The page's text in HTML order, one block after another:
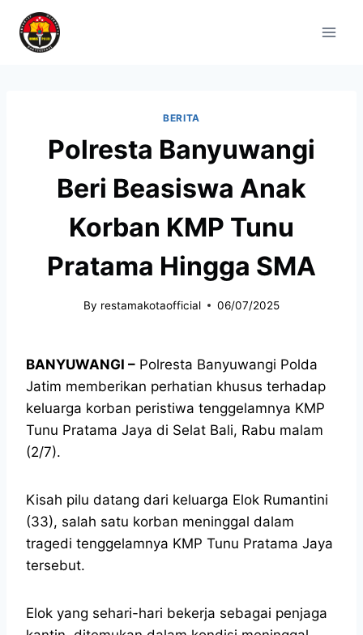
BERITA
Polresta Banyuwangi
Beri Beasiswa Anak
Korban KMP Tunu
Pratama Hingga SMA
By restamakotaofficial 06/07/2025
BANYUWANGI – Polresta Banyuwangi Polda
Jatim memberikan perhatian khusus terhadap
keluarga korban peristiwa tenggelamnya KMP
Tunu Pratama Jaya di Selat Bali, Rabu malam
(2/7).
Kisah pilu datang dari keluarga Elok Rumantini
(33), salah satu korban meninggal dalam
tragedi tenggelamnya KMP Tunu Pratama Jaya
tersebut.
Elok yang sehari-hari bekerja sebagai penjaga